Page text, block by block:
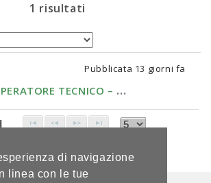
di navigazione
linea con le tue
1 risultati
Pubblicata 13 giorni fa
A
VVISO PER "OPERATORE TECNICO – CAT. B – LIVELL...